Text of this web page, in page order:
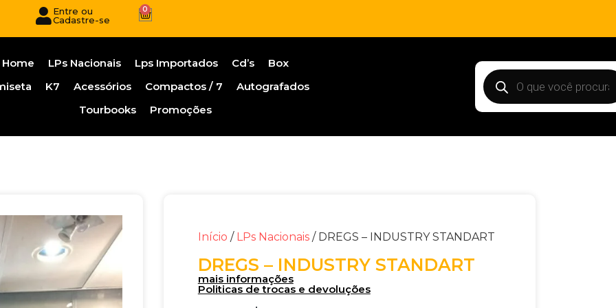
Entre ou
Cadastre-se
0
Home LPs Nacionais Lps Importados Cd’s
Box
K7 Acessórios Compactos / 7
Autografados
Tourbooks
Promoções
Início / LPs Nacionais/ DREGS – INDUSTRY STANDART
DREGS – INDUSTRY STANDART
mais informações
Politicas de trocas e devoluções